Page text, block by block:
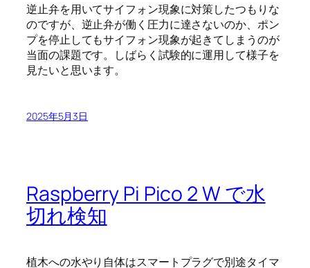
逆止弁を用いてサイフォン現象に対策したつもりな
のですが、逆止弁が働く圧力に達さないのか、ポン
プを停止してもサイフォン現象が起きてしまうのが
当面の課題です。しばらく試験的に運用して様子を
見たいと思います。
2025年5月3日
Raspberry Pi Pico 2 W で水
切れ検知
植木への水やり自体はスマートプラグで別途タイマ